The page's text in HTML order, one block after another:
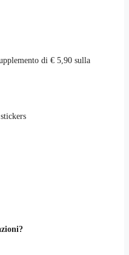
di € 5,90 sulla